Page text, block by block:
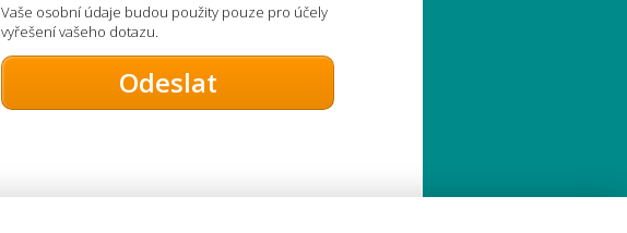
Vaše osobní údaje budou použity pouze pro účely
vyřešení vašeho dotazu.
Odeslat